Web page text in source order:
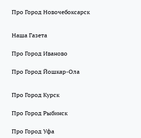
Про Город Новочебоксарск
Наша Газета
Про Город Иваново
Про Город Йошкар-Ола
Про Город Курск
Про Город Рыбинск
Про Город Уфа